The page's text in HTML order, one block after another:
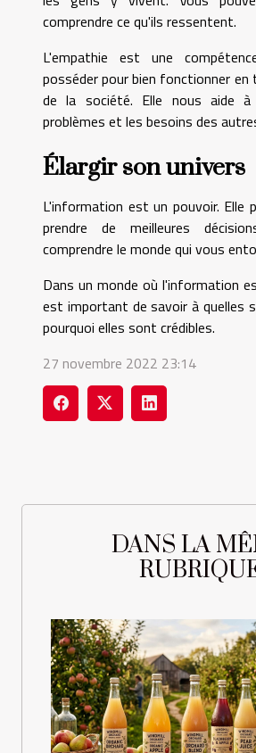
comprendre ce qu'ils ressentent.
L'empathie est une
posséder pour bien fonctionner en
de la société. Elle nous aide à
problèmes et les besoins des
Élargir son univers
L'information est un pouvoir. Elle
prendre de meilleures
comprendre le monde qui vous
Dans un monde où l'information
est important de savoir à quelles
pourquoi elles sont crédibles.
27 novembre 2022 23:14
DANS LA